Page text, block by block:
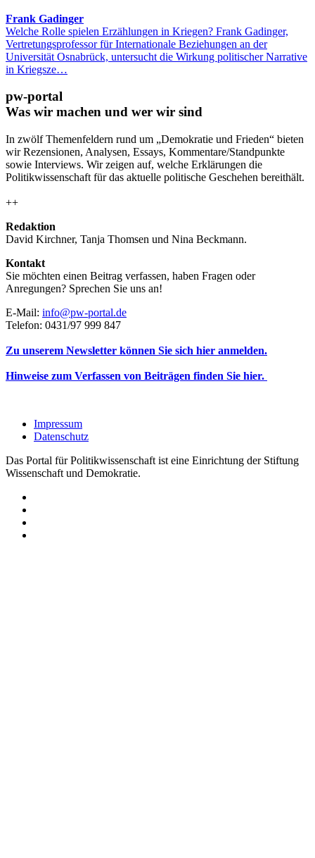
Frank Gadinger
Welche Rolle spielen Erzählungen in Kriegen? Frank Gadinger,
Vertretungsprofessor für Internationale Beziehungen an der
Universität Osnabrück, untersucht die Wirkung politischer Narrative
in Kriegsze…
pw-portal
Was wir machen und wer wir sind
In zwölf Themenfeldern rund um „Demokratie und Frieden“ bieten
wir Rezensionen, Analysen, Essays, Kommentare/Standpunkte
sowie Interviews. Wir zeigen auf, welche Erklärungen die
Politikwissenschaft für das aktuelle politische Geschehen bereithält.
++
Redaktion
David Kirchner, Tanja Thomsen und Nina Beckmann.
Kontakt
Sie möchten einen Beitrag verfassen, haben Fragen oder
Anregungen? Sprechen Sie uns an!
E-Mail: info@pw-portal.de
Telefon: 0431/97 999 847
Zu unserem Newsletter können Sie sich hier anmelden.
Hinweise zum Verfassen von Beiträgen finden Sie hier.
Impressum
Datenschutz
Das Portal für Politikwissenschaft ist eine Einrichtung der Stiftung
Wissenschaft und Demokratie.